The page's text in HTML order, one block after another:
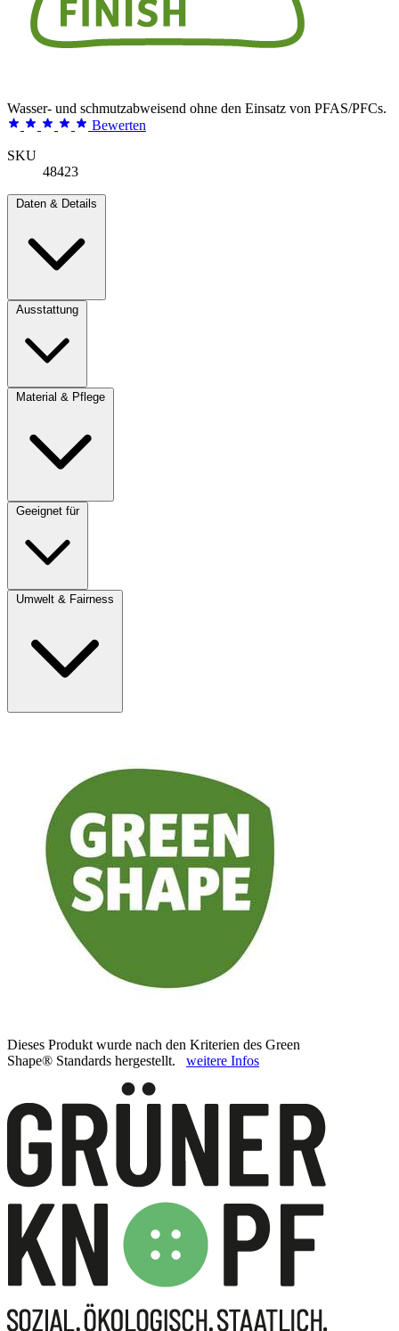
Wasser- und schmutzabweisend ohne den Einsatz von PFAS/PFCs.
Bewerten
SKU
48423
Daten & Details
Ausstattung
Material & Pflege
Geeignet für
Umwelt & Fairness
Dieses Produkt wurde nach den Kriterien des Green
Shape® Standards hergestellt. weitere Infos